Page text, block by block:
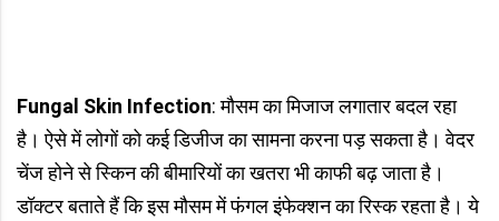
Fungal Skin Infection: मौसम का मिजाज लगातार बदल रहा
है। ऐसे में लोगों को कई डिजीज का सामना करना पड़ सकता है। वेदर
चेंज होने से स्किन की बीमारियों का खतरा भी काफी बढ़ जाता है।
डॉक्टर बताते हैं कि इस मौसम में फंगल इंफेक्शन का रिस्क रहता है। ये